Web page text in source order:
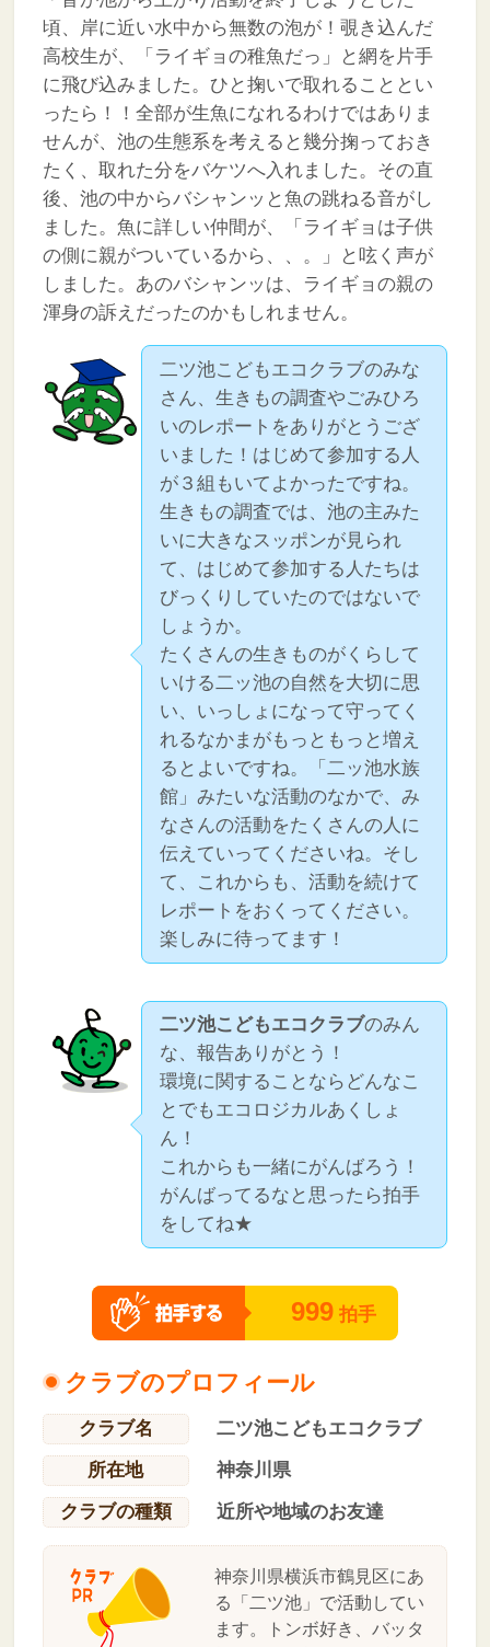
頃、岸に近い水中から無数の泡が！覗き込んだ
高校生が、「ライギョの稚魚だっ」と網を片手
に飛び込みました。ひと掬いで取れることとい
ったら！！全部が生魚になれるわけではありま
せんが、池の生態系を考えると幾分掬っておき
たく、取れた分をバケツへ入れました。その直
後、池の中からバシャンッと魚の跳ねる音がし
ました。魚に詳しい仲間が、「ライギョは子供
の側に親がついているから、、。」と呟く声が
しました。あのバシャンッは、ライギョの親の
渾身の訴えだったのかもしれません。
二ツ池こどもエコクラブのみな
さん、生きもの調査やごみひろ
いのレポートをありがとうござ
いました！はじめて参加する人
が３組もいてよかったですね。
生きもの調査では、池の主みた
いに大きなスッポンが見られ
て、はじめて参加する人たちは
びっくりしていたのではないで
しょうか。
たくさんの生きものがくらして
いける二ッ池の自然を大切に思
い、いっしょになって守ってく
れるなかまがもっともっと増え
るとよいですね。「二ッ池水族
館」みたいな活動のなかで、み
なさんの活動をたくさんの人に
伝えていってくださいね。そし
て、これからも、活動を続けて
レポートをおくってください。
楽しみに待ってます！
二ツ池こどもエコクラブのみん
な、報告ありがとう！
環境に関することならどんなこ
とでもエコロジカルあくしょ
ん！
これからも一緒にがんばろう！
がんばってるなと思ったら拍手
をしてね★
999 拍手
クラブのプロフィール
クラブ名
二ツ池こどもエコクラブ
所在地
神奈川県
クラブの種類
近所や地域のお友達
神奈川県横浜市鶴見区にあ
る「二ツ池」で活動してい
ます。トンボ好き、バッタ